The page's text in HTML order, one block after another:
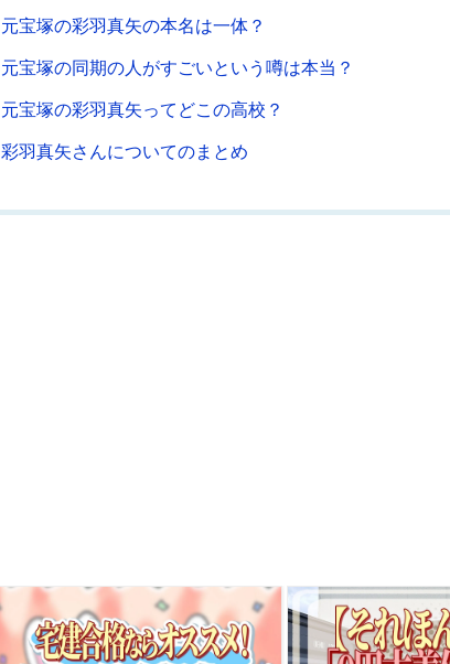
元宝塚の彩羽真矢の本名は一体？
元宝塚の同期の人がすごいという噂は本当？
元宝塚の彩羽真矢ってどこの高校？
彩羽真矢さんについてのまとめ